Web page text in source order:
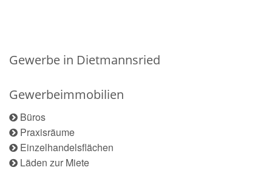
Gewerbe in Dietmannsried
Gewerbeimmobilien
Büros
Praxisräume
Einzelhandelsflächen
Läden zur Miete